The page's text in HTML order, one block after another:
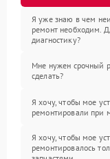
Я уже знаю в чем
ремонт необходим.
диагностику?
Мне нужен срочный
сделать?
Я хочу, чтобы мое
ремонтировали при
Я хочу, чтобы мое
ремонтировалось